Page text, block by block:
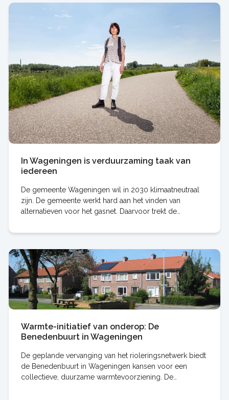
In Wageningen is verduurzaming taak van
iedereen
De gemeente Wageningen wil in 2030 klimaatneutraal
zijn. De gemeente werkt hard aan het vinden van
alternatieven voor het gasnet. Daarvoor trekt de
Warmte-initiatief van onderop: De
Benedenbuurt in Wageningen
De geplande vervanging van het rioleringsnetwerk biedt
de Benedenbuurt in Wageningen kansen voor een
collectieve, duurzame warmtevoorziening. De